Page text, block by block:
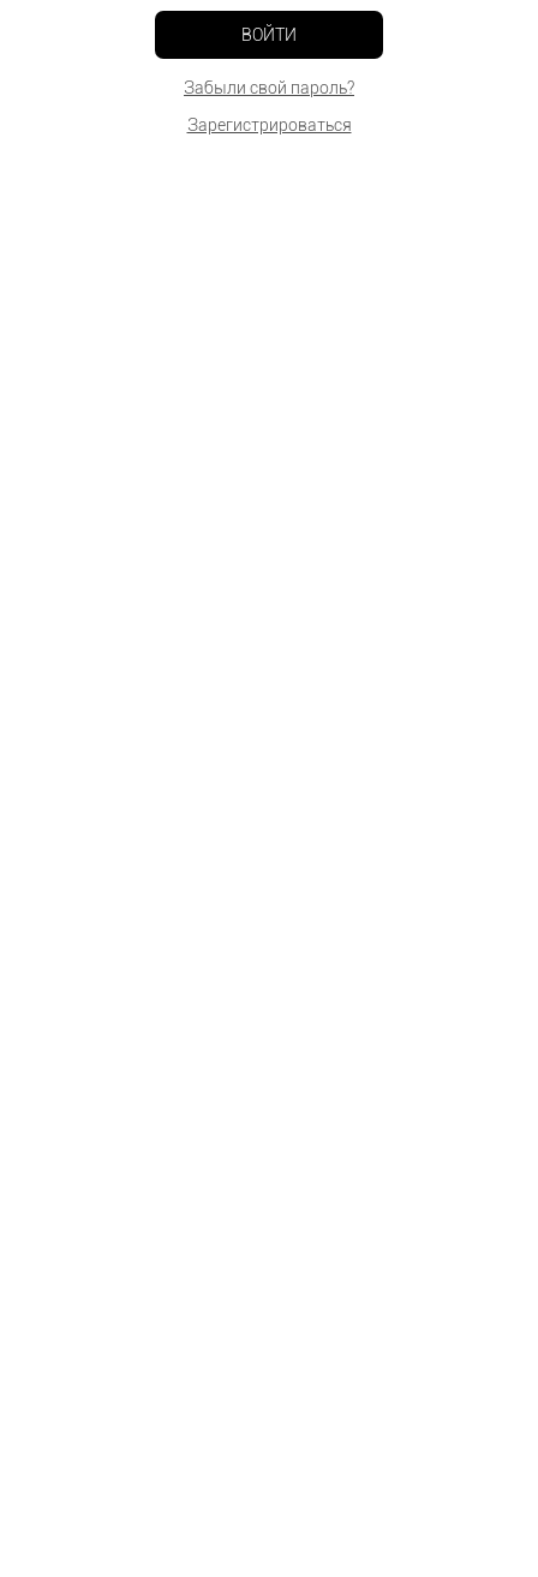
ВОЙТИ
Забыли свой пароль?
Зарегистрироваться